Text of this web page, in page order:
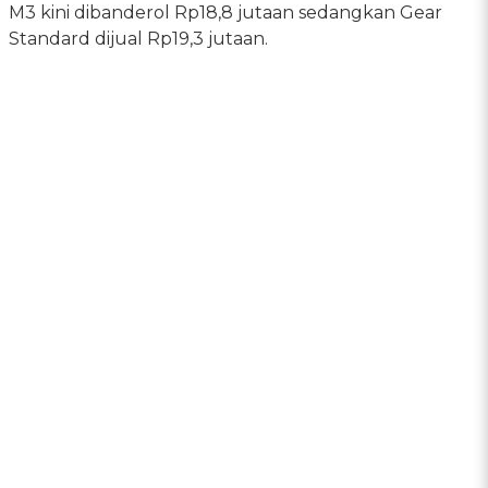
M3 kini dibanderol Rp18,8 jutaan sedangkan Gear
Standard dijual Rp19,3 jutaan.